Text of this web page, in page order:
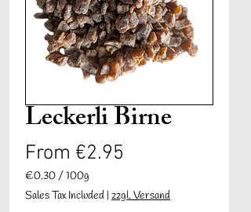
Leckerli Birne
From €2.95
€0.30/ 100g
€0.30
per
Sales Tax Included | zzgl. Versand